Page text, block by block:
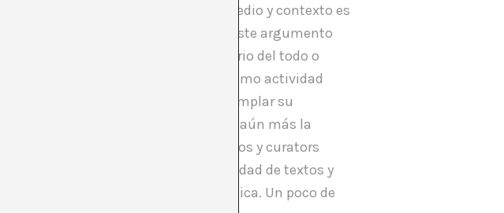
y es consciente de que cada medio y contexto es
aplicados a cada situación. Este argumento
Benjamin Buchloh, más partidario del todo o
emerge de contemplar la crítica como actividad
en ¿podrían los curators contemplar su
ha estratificado y fragmentado aún más la
embargo, las relaciones entre críticos y curators
años hemos asistido a gran cantidad de textos y
visto como la nueva figura crítica. Un poco de